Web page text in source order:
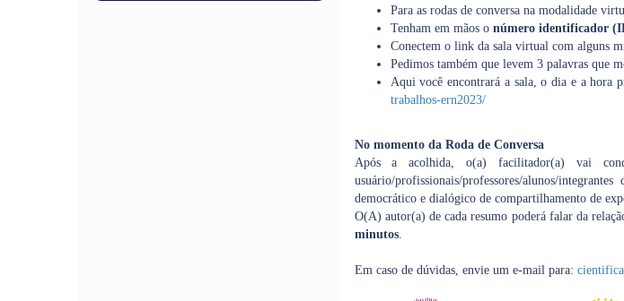
Para as rodas de conversa na modalidade
Tenham em mãos o número identificador
Conectem o link da sala virtual com alguns
Pedimos também que levem 3 palavras que
Aqui você encontrará a sala, o dia e a hora
trabalhos-ern2023/
No momento da Roda de Conversa
Após a acolhida, o(a) facilitador(a) vai
usuário/profissionais/professores/alunos/
democrático e dialógico de compartilhamento de
O(A) autor(a) de cada resumo poderá falar da
minutos.
Em caso de dúvidas, envie um e-mail para: